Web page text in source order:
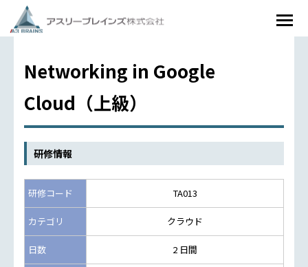
Networking in Google
Cloud（上級）
研修情報
研修コード TA013
カテゴリ クラウド
日数 2 日間